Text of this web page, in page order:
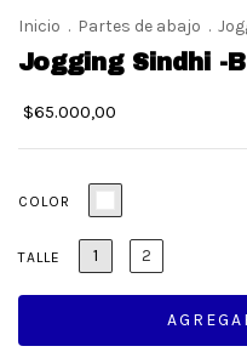
Inicio . Partes de abajo .
Jogging Sindhi -B
$65.000,00
COLOR
TALLE 1 2